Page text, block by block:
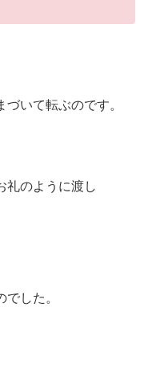
いて転ぶのです。
礼のように渡し
した。